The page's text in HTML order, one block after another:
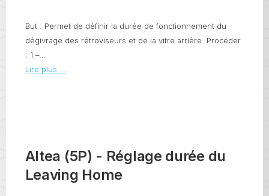
But : Permet de définir la durée de fonctionnement du
dégivrage des rétroviseurs et de la vitre arrière. Procéder
: 1 –...
Lire plus ...
Altea (5P) - Réglage durée du
Leaving Home